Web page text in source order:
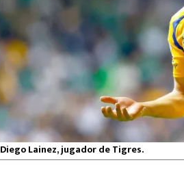
Diego Lainez, jugador de Tigres.